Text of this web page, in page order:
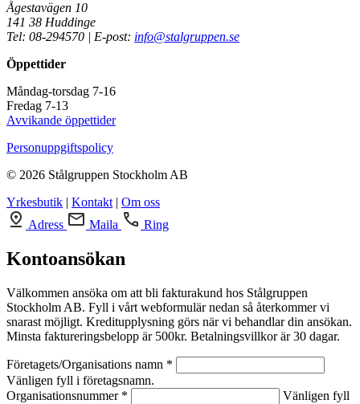
Ågestavägen 10
141 38 Huddinge
Tel: 08-294570 | E-post: info@stalgruppen.se
Öppettider
Måndag-torsdag 7-16
Fredag 7-13
Avvikande öppettider
Personuppgiftspolicy
© 2026 Stålgruppen Stockholm AB
Yrkesbutik | Kontakt | Om oss
Adress
Maila Ring
Kontoansökan
Välkommen ansöka om att bli fakturakund hos Stålgruppen
Stockholm AB. Fyll i vårt webformulär nedan så återkommer vi
snarast möjligt. Kreditupplysning görs när vi behandlar din ansökan.
Minsta faktureringsbelopp är 500kr. Betalningsvillkor är 30 dagar.
Företagets/Organisations namn *
Vänligen fyll i företagsnamn.
Organisationsnummer *
Vänligen fyll